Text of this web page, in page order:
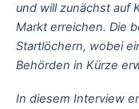
und will zunächst auf
Markt erreichen. Die
Startlöchern, wobei
Behörden in Kürze
In diesem Interview